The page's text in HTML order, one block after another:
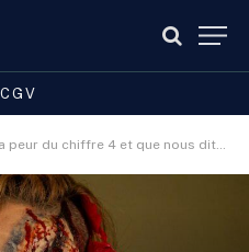
CGV
chiffre 4 et que nous dit‑elle vraiment ?